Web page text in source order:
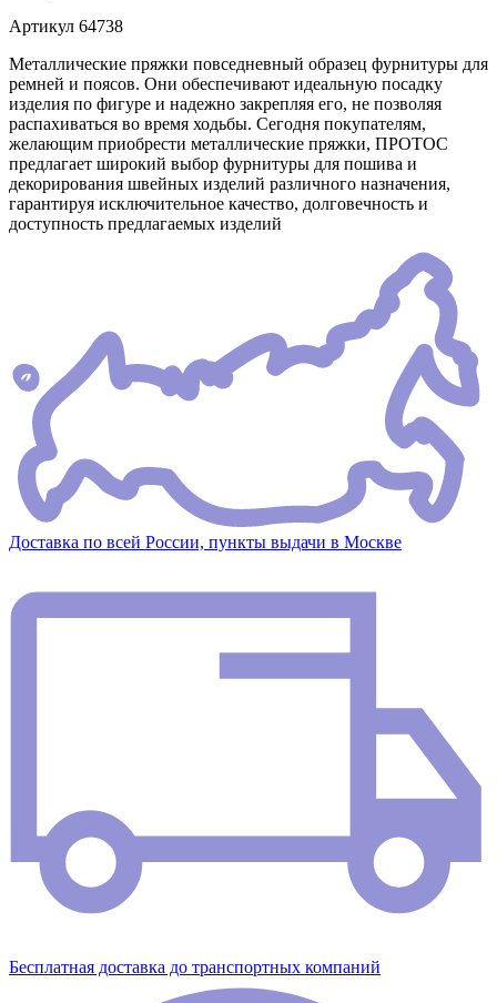
Артикул 64738
Металлические пряжки повседневный образец фурнитуры для
ремней и поясов. Они обеспечивают идеальную посадку
изделия по фигуре и надежно закрепляя его, не позволяя
распахиваться во время ходьбы. Сегодня покупателям,
желающим приобрести металлические пряжки, ПРОТОС
предлагает широкий выбор фурнитуры для пошива и
декорирования швейных изделий различного назначения,
гарантируя исключительное качество, долговечность и
доступность предлагаемых изделий
Доставка по всей России, пункты выдачи в Москве
Бесплатная доставка до транспортных компаний